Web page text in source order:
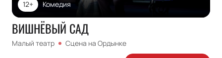
Комедия
12+
ВИШНЁВЫЙ САД
Малый театр Сцена на Ордынке